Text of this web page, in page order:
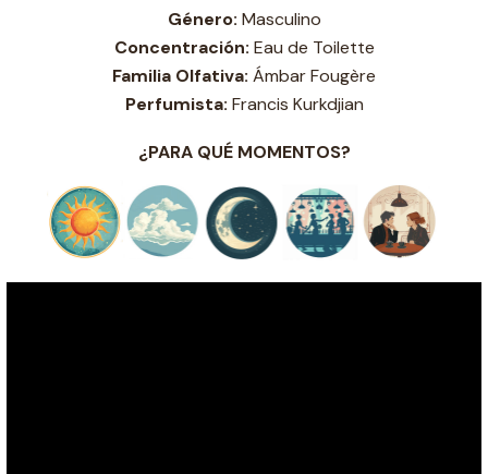
Género: Masculino
Concentración: Eau de Toilette
Familia Olfativa: Ámbar Fougère
Perfumista: Francis Kurkdjian
¿PARA QUÉ MOMENTOS?